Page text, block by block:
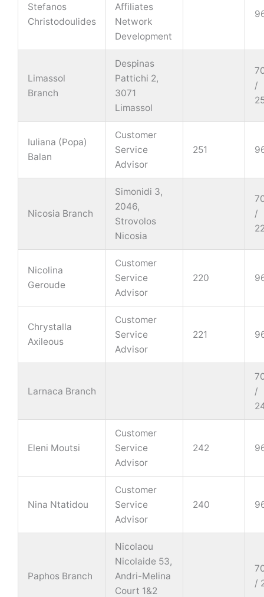
Stefanos
Christodoulides
Aﬃliates
Network
Development
Limassol
Branch
Despinas
Pattichi 2,
3071
Limassol
/
Iuliana (Popa)
Balan
Customer
Service
Advisor
251
Nicosia Branch
Simonidi 3,
2046,
Strovolos
Nicosia
/
Nicolina
Geroude
Customer
Service
Advisor
220
Chrystalla
Axileous
Customer
Service
Advisor
221
Larnaca Branch
/
Eleni Moutsi
Customer
Service
Advisor
242
Nina Ntatidou
Customer
Service
Advisor
240
Paphos Branch
Nicolaou
Nicolaide 53,
Andri-Melina
Court 1&2
/